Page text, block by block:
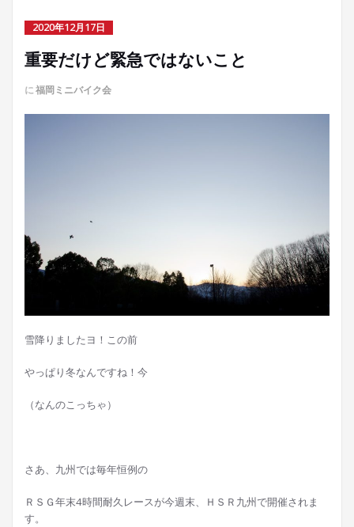
2020年12月17日
重要だけど緊急ではないこと
に福岡ミニバイク会
雪降りましたヨ！この前
やっぱり冬なんですね！今
（なんのこっちゃ）
さあ、九州では毎年恒例の
ＲＳＧ年末4時間耐久レースが今週末、ＨＳＲ九州で開催されま
す。